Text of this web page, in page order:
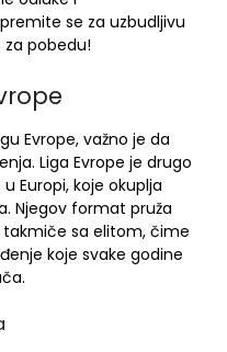
se za uzbudljivu
pobedu!
Evrope, važno je da
Liga Evrope je drugo
Europi, koje okuplja
Njegov format pruža
sa elitom, čime
koje svake godine